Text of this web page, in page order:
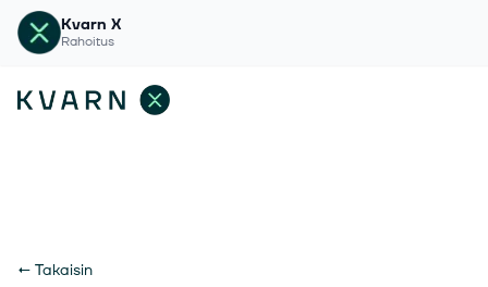
Kvarn X
Rahoitus
← Takaisin